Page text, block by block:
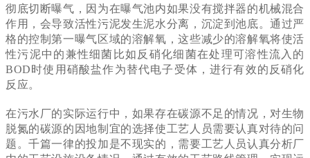
彻底切断曝气，因为在曝气池内如果没有搅拌器的机械混合
作用，会导致活性污泥发生泥水分离，沉淀到池底。通过严
格的控制第一曝气区域的溶解氧，这些减少的溶解氧将使活
性污泥中的兼性细菌比如反硝化细菌在处理可溶性流入的
BOD时使用硝酸盐作为替代电子受体，进行有效的反硝化
反应。
在污水厂的实际运行中，如果存在碳源不足的情况，对生物
脱氮的碳源的因地制宜的选择使工艺人员需要认真对待的问
题。千篇一律的投加是不现实的，需要工艺人员认真分析厂